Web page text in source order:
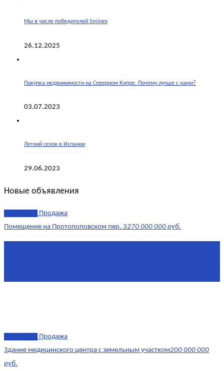
Мы в числе победителей Sminex
26.12.2025
Покупка недвижимости на Северном Кипре. Почему лучше с нами?
03.07.2023
Летний сезон в Испании
29.06.2023
Новые объявления
Продажа
Помещение на Протопоповском пер. 3270 000 000 руб.
Продажа
Здание медицинского центра с земельным участком200 000 000
руб.